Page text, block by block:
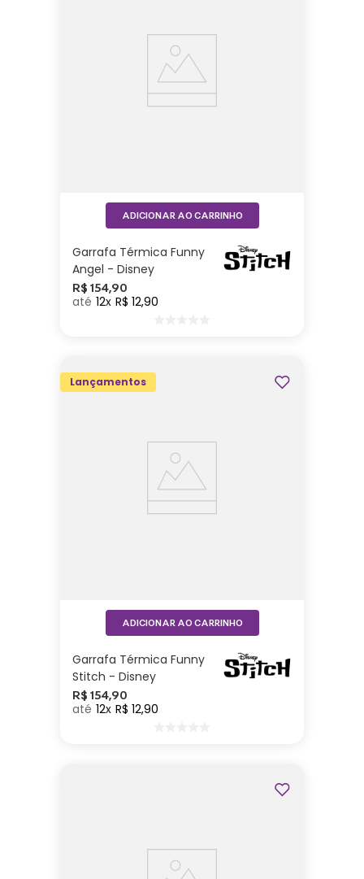
Garrafa Térmica Funny
Angel - Disney
R$ 154,90
12 R$ 12,90
ADICIONAR AO CARRINHO
Lançamentos
Garrafa Térmica Funny
Stitch - Disney
R$ 154,90
12 R$ 12,90
ADICIONAR AO CARRINHO